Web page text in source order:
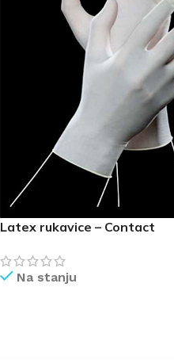
Latex rukavice – Contact
Na stanju